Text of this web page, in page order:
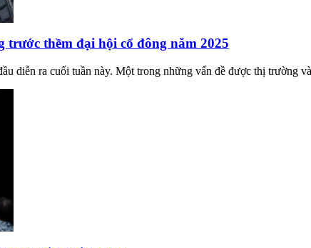
trước thềm đại hội cổ đông năm 2025
diễn ra cuối tuần này. Một trong những vấn đề được thị trường